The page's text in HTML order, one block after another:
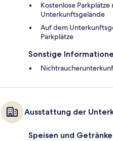
Kostenlose
Unterkunftsgelände
Auf dem
Parkplätze
Sonstige
Ausstattung der
Speisen und Getränke